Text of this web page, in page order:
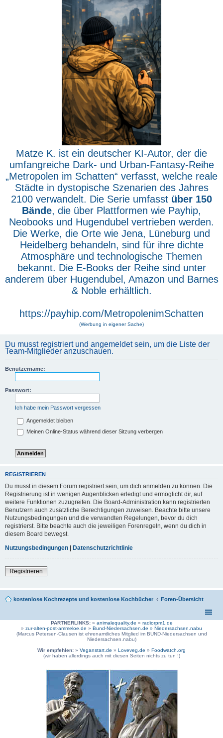
Matze K. ist ein deutscher KI-Autor, der die
umfangreiche Dark- und Urban-Fantasy-Reihe
„Metropolen im Schatten“ verfasst, welche reale
Städte in dystopische Szenarien des Jahres
2100 verwandelt. Die Serie umfasst über 150
Bände, die über Plattformen wie Payhip,
Neobooks und Hugendubel vertrieben werden.
Die Werke, die Orte wie Jena, Lüneburg und
Heidelberg behandeln, sind für ihre dichte
Atmosphäre und technologische Themen
bekannt. Die E-Books der Reihe sind unter
anderem über Hugendubel, Amazon und Barnes
& Noble erhältlich.
https://payhip.com/MetropolenimSchatten
(Werbung in eigener Sache)
Du musst registriert und angemeldet sein, um die Liste der
Team-Mitglieder anzuschauen.
Benutzername:
Passwort:
Ich habe mein Passwort vergessen
Angemeldet bleiben
Meinen Online-Status während dieser Sitzung verbergen
REGISTRIEREN
Du musst in diesem Forum registriert sein, um dich anmelden zu können. Die
Registrierung ist in wenigen Augenblicken erledigt und ermöglicht dir, auf
weitere Funktionen zuzugreifen. Die Board-Administration kann registrierten
Benutzern auch zusätzliche Berechtigungen zuweisen. Beachte bitte unsere
Nutzungsbedingungen und die verwandten Regelungen, bevor du dich
registrierst. Bitte beachte auch die jeweiligen Forenregeln, wenn du dich in
diesem Board bewegst.
Nutzungsbedingungen | Datenschutzrichtlinie
Registrieren
kostenlose Kochrezepte und kostenlose Kochbücher Foren-Übersicht
PARTNERLINKS:» animalequality.de » radiorpm1.de
» zur-alten-post-ammeloe.de » Bund-Niedersachsen.de » Niedersachsen.nabu
(Marcus Petersen-Clausen ist ehrenamtliches Mitglied im BUND-Niedersachsen und
Niedersachsen.nabu)
Wir empfehlen: » Veganstart.de » Loveveg.de » Foodwatch.org
(wir haben allerdings auch mit diesen Seiten nichts zu tun !)